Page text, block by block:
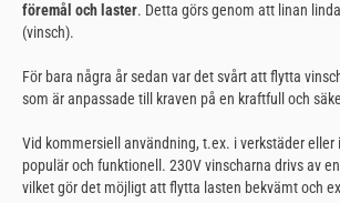
föremål och laster. Detta görs genom att linan
(vinsch).
För bara några år sedan var det svårt att flytta
som är anpassade till kraven på en kraftfull och
Vid kommersiell användning, t.ex. i verkstäder eller
populär och funktionell. 230V vinscharna drivs av en
vilket gör det möjligt att flytta lasten bekvämt och